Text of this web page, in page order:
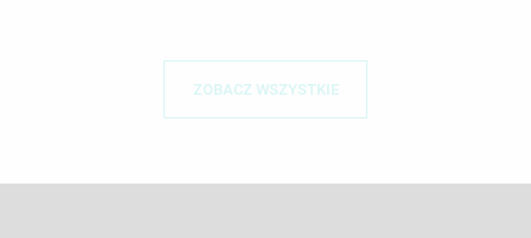
ZOBACZ WSZYSTKIE